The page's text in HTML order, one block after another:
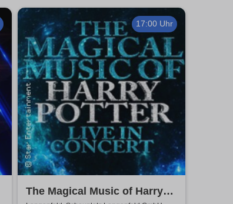
17:00 Uhr
The Magical Music of Harry